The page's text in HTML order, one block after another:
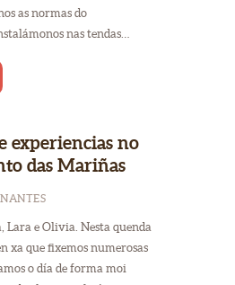
as normas do
nas tendas…
experiencias no
das Mariñas
Lara e Olivia. Nesta quenda
xa que fixemos numerosas
o día de forma moi